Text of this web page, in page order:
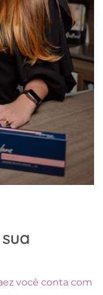
você conta com